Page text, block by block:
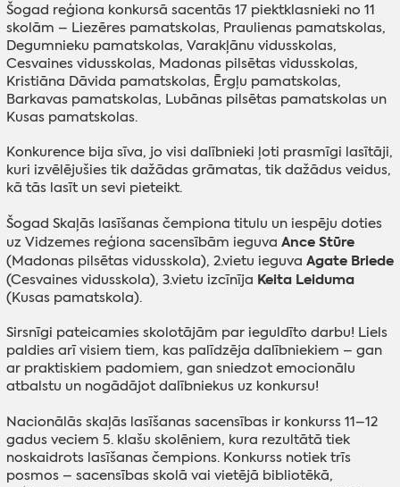
Šogad reģiona konkursā sacentās 17 piektklasnieki no 11
skolām – Liezēres pamatskolas, Praulienas pamatskolas,
Degumnieku pamatskolas, Varakļānu vidusskolas,
Cesvaines vidusskolas, Madonas pilsētas vidusskolas,
Kristiāna Dāvida pamatskolas, Ērgļu pamatskolas,
Barkavas pamatskolas, Lubānas pilsētas pamatskolas un
Kusas pamatskolas.
Konkurence bija sīva, jo visi dalībnieki ļoti prasmīgi lasītāji,
kuri izvēlējušies tik dažādas grāmatas, tik dažādus veidus,
kā tās lasīt un sevi pieteikt.
Šogad Skaļās lasīšanas čempiona titulu un iespēju doties
uz Vidzemes reģiona sacensībām ieguva Ance Stūre
(Madonas pilsētas vidusskola), 2.vietu ieguva Agate Briede
(Cesvaines vidusskola), 3.vietu izcīnīja Keita Leiduma
(Kusas pamatskola).
Sirsnīgi pateicamies skolotājām par ieguldīto darbu! Liels
paldies arī visiem tiem, kas palīdzēja dalībniekiem – gan
ar praktiskiem padomiem, gan sniedzot emocionālu
atbalstu un nogādājot dalībniekus uz konkursu!
Nacionālās skaļās lasīšanas sacensības ir konkurss 11–12
gadus veciem 5. klašu skolēniem, kura rezultātā tiek
noskaidrots lasīšanas čempions. Konkurss notiek trīs
posmos – sacensības skolā vai vietējā bibliotēkā,